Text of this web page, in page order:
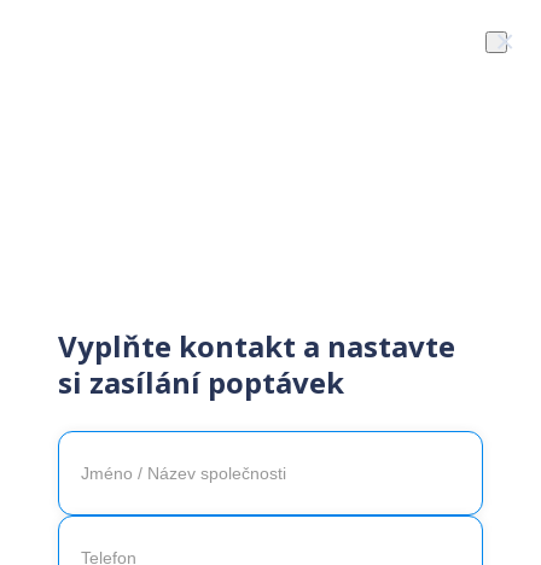
Vyplňte kontakt a nastavte
si zasílání poptávek
×